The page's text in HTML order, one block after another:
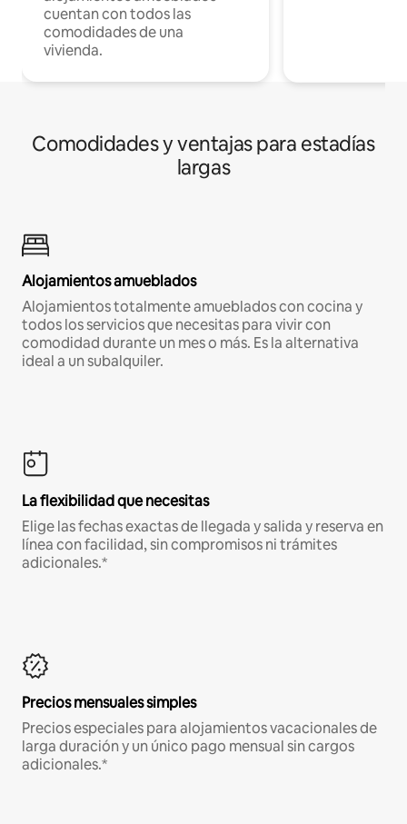
cuentan con todos las
comodidades de una
vivienda.
Comodidades y ventajas para estadías
largas
Alojamientos amueblados
Alojamientos totalmente amueblados con cocina y
todos los servicios que necesitas para vivir con
comodidad durante un mes o más. Es la alternativa
ideal a un subalquiler.
La flexibilidad que necesitas
Elige las fechas exactas de llegada y salida y reserva en
línea con facilidad, sin compromisos ni trámites
adicionales.*
Precios mensuales simples
Precios especiales para alojamientos vacacionales de
larga duración y un único pago mensual sin cargos
adicionales.*